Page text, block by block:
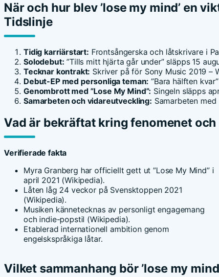
När och hur blev ’lose my mind’ en
Tidslinje
Tidig karriärstart: Frontsångerska och låtskrivare i
Solodebut: ”Tills mitt hjärta går under” släpps 15
Tecknar kontrakt: Skriver på för Sony Music 2019 –
Debut-EP med personliga teman: ”Bara hälften
Genombrott med ”Lose My Mind”: Singeln släpps
Samarbeten och vidareutveckling: Samarbeten
Vad är bekräftat kring fenomenet
Verifierade fakta
Myra Granberg har officiellt gett ut ”Lose My Mind” i
april 2021 (Wikipedia).
Låten låg 24 veckor på Svensktoppen 2021
(Wikipedia).
Musiken kännetecknas av personligt engagemang
och indie-popstil (Wikipedia).
Etablerad internationell ambition genom
engelskspråkiga låtar.
Vilket sammanhang bör ’lose my